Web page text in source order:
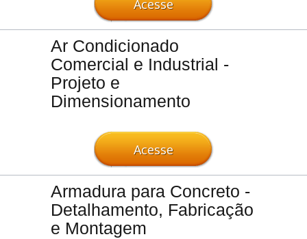
Acesse
Ar Condicionado
Comercial e Industrial -
Projeto e
Dimensionamento
Acesse
Armadura para Concreto -
Detalhamento, Fabricação
e Montagem